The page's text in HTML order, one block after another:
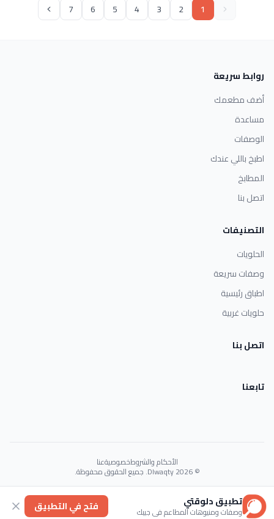
1
2
3
4
5
6
7
روابط سريعة
أضف مطعمك
مساعدة
الوصفات
اطبخ باللي عندك
المطابخ
اتصل بنا
التصنيفات
الحلويات
وصفات سريعة
اطباق رئيسية
حلويات غربية
اتصل بنا
تابعنا
الأحكام والشروطخصوصيةعنا
© 2026 Dlwaqty. جميع الحقوق محفوظة.
Powered byGAIT
تطبيق دلوقتي
وصفات ومنيوهات المطاعم في جيبك فتح في التطبيق